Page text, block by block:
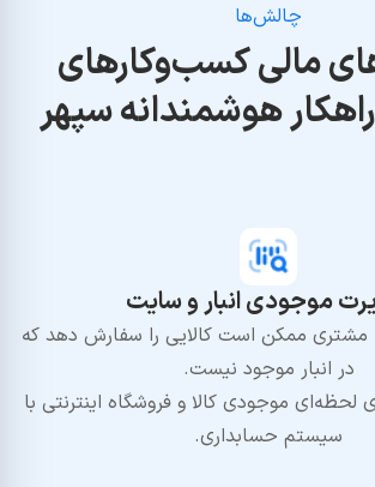
چالش‌ها
مالی کسب‌وکارهای
هوشمندانه سپهر
موجودی انبار و سایت
مشتری ممکن است کالایی را سفارش دهد که
در انبار موجود نیست.
موجودی کالا و فروشگاه اینترنتی با
سیستم حسابداری.